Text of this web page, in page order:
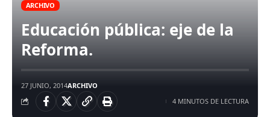
ARCHIVO
Educación pública: eje de la
Reforma.
27 JUNIO, 2014ARCHIVO
4 MINUTOS DE LECTURA